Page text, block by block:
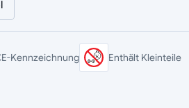
Kennzeichnung Enthält Kleinteile